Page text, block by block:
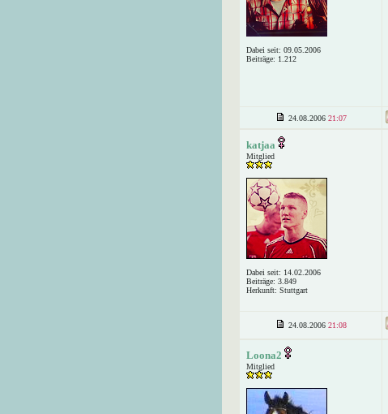
Dabei seit: 09.05.2006
Beiträge: 1.212
24.08.2006 21:07
katjaa
Mitglied
Dabei seit: 14.02.2006
Beiträge: 3.849
Herkunft: Stuttgart
24.08.2006 21:08
Loona2
Mitglied